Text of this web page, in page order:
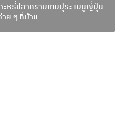
หรี่ปลาทรายเทมปุระ เมนูญี่ปุ่น
าย ๆ ที่บ้าน
ย่างซอสครีมผักโขม